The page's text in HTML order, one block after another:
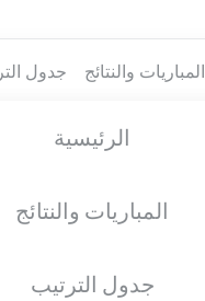
المباريات والنتائج جدول
الرئيسية
المباريات والنتائج
جدول الترتيب